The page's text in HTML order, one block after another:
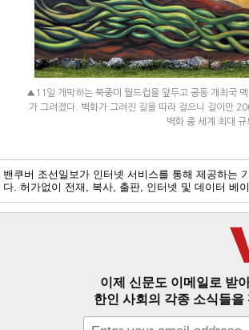
▲11일 개막하는 북중미 월드컵을 앞두고 공동 개최국
가 그려졌다. 벽화가 그려진 길을 따라 걸으니 길이만
벽화 중 세계 최대
밴쿠버 조선일보가 인터넷 서비스를 통해 제공하는
다. 허가없이 전재, 복사, 출판, 인터넷 및 데이터 베
이제 신문도 이메일로 받
한인 사회의 각종 소식들